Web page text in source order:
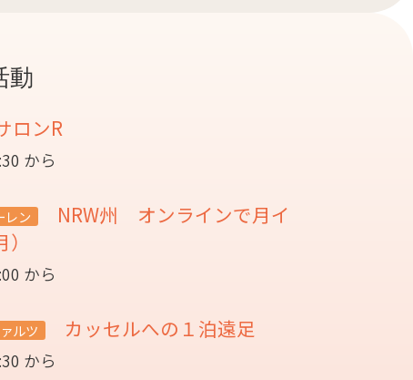
動
ロンR
から
レン
NRW州 オンラインで月イ
から
ルツ カッセルへの１泊遠足
から